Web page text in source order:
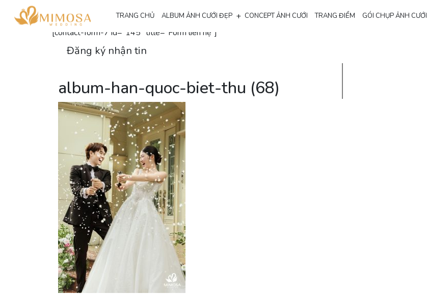
TRANG CHỦ ALBUM ẢNH CƯỚI ĐẸP + CONCEPT ẢNH CƯỚI TRANG ĐIỂM GÓI CHỤP ẢNH CƯỚI
Đăng ký nhận thông tin
[contact-form-7 id="145" title="Form liên hệ"]
Đăng ký nhận tin
album-han-quoc-biet-thu (68)